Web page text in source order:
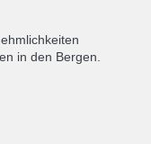
in den Bergen.